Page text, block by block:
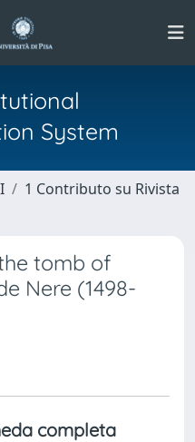
System
1 Contributo su Rivista
tomb of
Nere (1498-
completa